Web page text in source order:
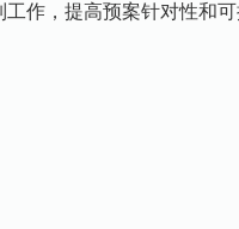
作，提高预案针对性和